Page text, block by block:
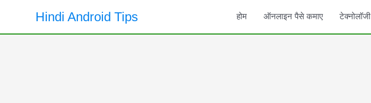
content
Hindi Android Tips होम ऑनलाइन पैसे कमाए टेक्नोलॉजी